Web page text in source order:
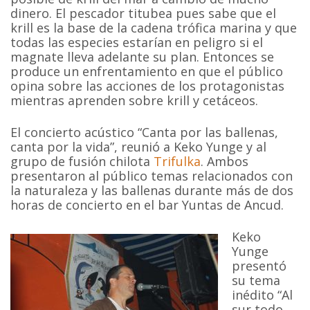
dinero. El pescador titubea pues sabe que el
krill es la base de la cadena trófica marina y que
todas las especies estarían en peligro si el
magnate lleva adelante su plan. Entonces se
produce un enfrentamiento en que el público
opina sobre las acciones de los protagonistas
mientras aprenden sobre krill y cetáceos.
El concierto acústico “Canta por las ballenas,
canta por la vida”, reunió a Keko Yunge y al
grupo de fusión chilota Trifulka. Ambos
presentaron al público temas relacionados con
la naturaleza y las ballenas durante más de dos
horas de concierto en el bar Yuntas de Ancud.
Keko
Yunge
presentó
su tema
inédito “Al